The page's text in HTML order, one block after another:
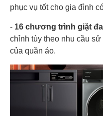
phục vụ tốt cho gia đình
- 16 chương trình giặt
chỉnh tùy theo nhu cầu
của quần áo.